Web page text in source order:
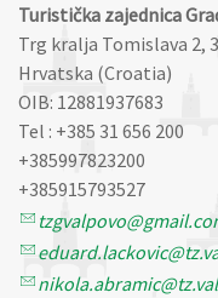
Turistička zajednica
Trg kralja Tomislava 2,
Hrvatska (Croatia)
OIB: 12881937683
Tel : +385 31 656 200
+385997823200
+385915793527